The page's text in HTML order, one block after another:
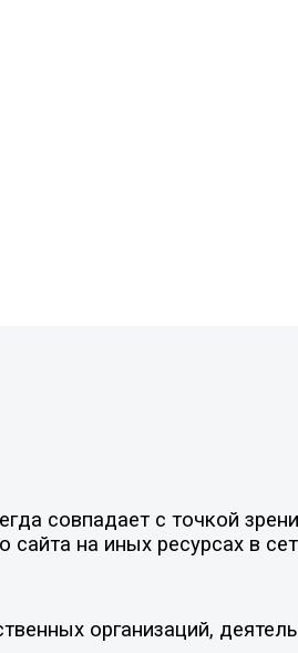
совпадает с точкой
на иных ресурсах в
организаций,